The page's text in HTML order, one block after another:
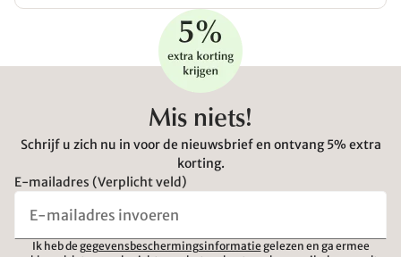
Mis niets!
Schrijf u zich nu in voor de nieuwsbrief en ontvang 5% extra
korting.
E-mailadres (Verplicht veld)
Ik heb de gegevensbeschermingsinformatie gelezen en ga ermee